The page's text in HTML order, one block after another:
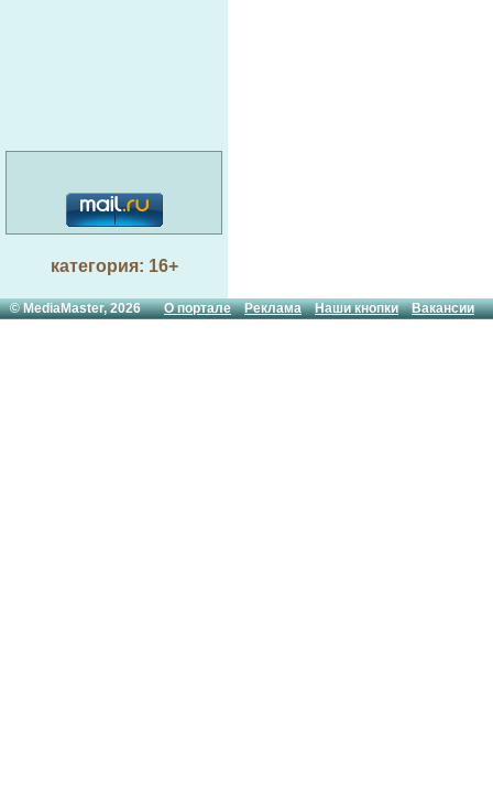
категория: 16+
© MediaMaster, 2026О портале Реклама Наши кнопки Вакансии